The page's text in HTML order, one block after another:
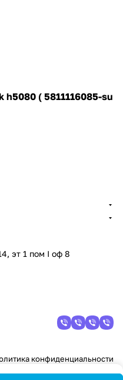
( 5811116085-su
эт 1 пом I оф 8
конфиденциальности